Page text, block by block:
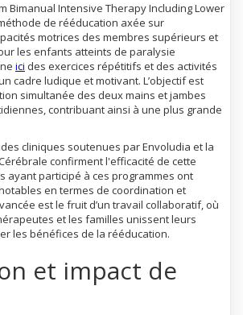
Bimanual Intensive Therapy Including Lower
de rééducation axée sur
motrices des membres supérieurs et
les enfants atteints de paralysie
ici des exercices répétitifs et des activités
cadre ludique et motivant. L’objectif est
simultanée des deux mains et jambes
contribuant ainsi à une plus grande
cliniques soutenues par Envoludia et la
confirment l'efficacité de cette
ayant participé à ces programmes ont
en termes de coordination et
est le fruit d’un travail collaboratif, où
et les familles unissent leurs
les bénéfices de la rééducation.
et impact de